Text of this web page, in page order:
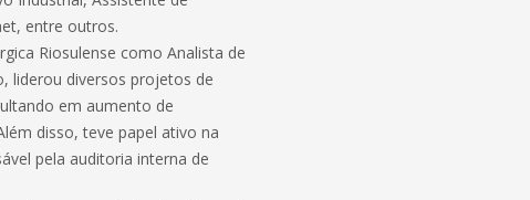
entre outros.
Riosulense como Analista de
liderou diversos projetos de
em aumento de
disso, teve papel ativo na
pela auditoria interna de